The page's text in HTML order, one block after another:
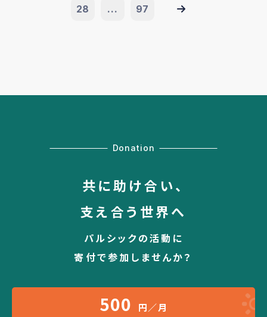
28 ... 97
Donation
共に助け合い、
支え合う世界へ
パルシックの活動に
寄付で参加しませんか？
500 円／月